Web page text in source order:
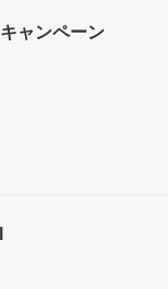
キャンペーン